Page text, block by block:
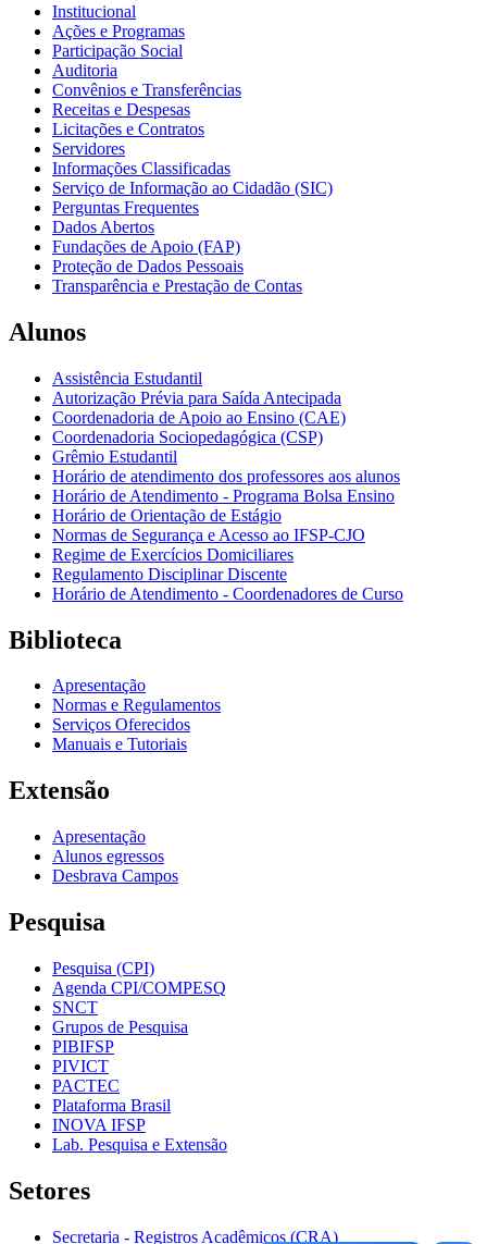
Institucional
Ações e Programas
Participação Social
Auditoria
Convênios e Transferências
Receitas e Despesas
Licitações e Contratos
Servidores
Informações Classificadas
Serviço de Informação ao Cidadão (SIC)
Perguntas Frequentes
Dados Abertos
Fundações de Apoio (FAP)
Proteção de Dados Pessoais
Transparência e Prestação de Contas
Alunos
Assistência Estudantil
Autorização Prévia para Saída Antecipada
Coordenadoria de Apoio ao Ensino (CAE)
Coordenadoria Sociopedagógica (CSP)
Grêmio Estudantil
Horário de atendimento dos professores aos alunos
Horário de Atendimento - Programa Bolsa Ensino
Horário de Orientação de Estágio
Normas de Segurança e Acesso ao IFSP-CJO
Regime de Exercícios Domiciliares
Regulamento Disciplinar Discente
Horário de Atendimento - Coordenadores de Curso
Biblioteca
Apresentação
Normas e Regulamentos
Serviços Oferecidos
Manuais e Tutoriais
Extensão
Apresentação
Alunos egressos
Desbrava Campos
Pesquisa
Pesquisa (CPI)
Agenda CPI/COMPESQ
SNCT
Grupos de Pesquisa
PIBIFSP
PIVICT
PACTEC
Plataforma Brasil
INOVA IFSP
Lab. Pesquisa e Extensão
Setores
Secretaria - Registros Acadêmicos (CRA)